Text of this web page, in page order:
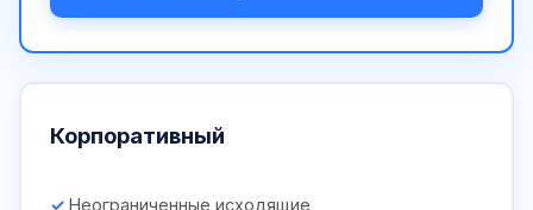
Корпоративный
Неограниченные исходящие